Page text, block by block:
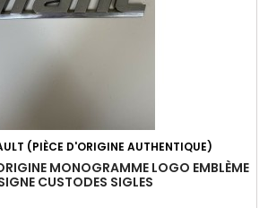
(PIÈCE D'ORIGINE AUTHENTIQUE)
MONOGRAMME LOGO EMBLÈME
CUSTODES SIGLES